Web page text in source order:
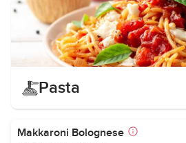
Pasta
Makkaroni Bolognese